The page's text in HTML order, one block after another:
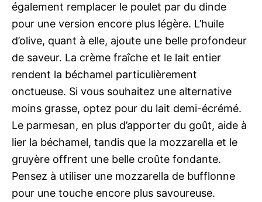
également remplacer le poulet par du dinde
pour une version encore plus légère. L’huile
d’olive, quant à elle, ajoute une belle profondeur
de saveur. La crème fraîche et le lait entier
rendent la béchamel particulièrement
onctueuse. Si vous souhaitez une alternative
moins grasse, optez pour du lait demi-écrémé.
Le parmesan, en plus d’apporter du goût, aide à
lier la béchamel, tandis que la mozzarella et le
gruyère offrent une belle croûte fondante.
Pensez à utiliser une mozzarella de bufflonne
pour une touche encore plus savoureuse.